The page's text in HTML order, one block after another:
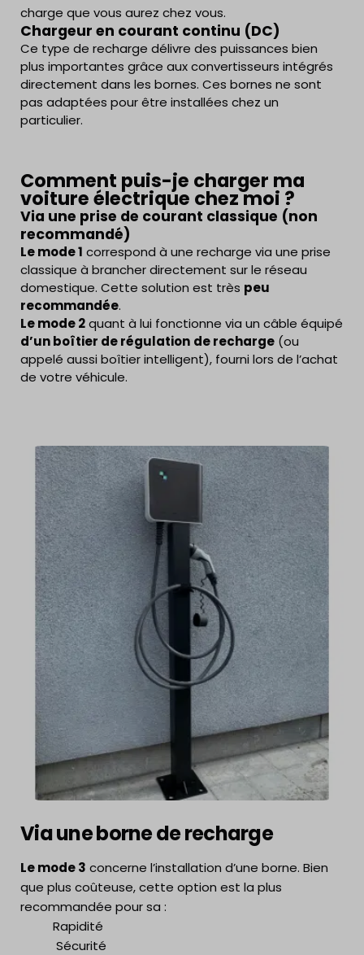
charge que vous aurez chez vous.
Chargeur en courant continu (DC)
Ce type de recharge délivre des puissances bien
plus importantes grâce aux convertisseurs intégrés
directement dans les bornes. Ces bornes ne sont
pas adaptées pour être installées chez un
particulier.
Comment puis-je charger ma
voiture électrique chez moi ?
Via une prise de courant classique (non
recommandé)
Le mode 1 correspond à une recharge via une prise
classique à brancher directement sur le réseau
domestique. Cette solution est très peu
recommandée.
Le mode 2quant à lui fonctionne via un câble équipé
d’un boîtier de régulation de recharge (ou
appelé aussi boîtier intelligent), fourni lors de l’achat
de votre véhicule.
Via une borne de recharge
Le mode 3 concerne l’installation d’une borne. Bien
que plus coûteuse, cette option est la plus
recommandée pour sa :
Rapidité
Sécurité